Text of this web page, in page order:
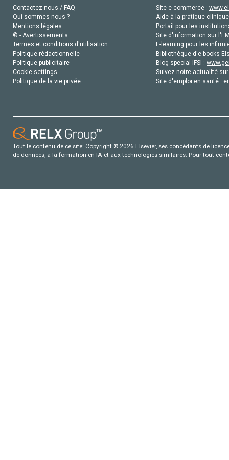
Contactez-nous / FAQ
Qui sommes-nous ?
Mentions légales
© - Avertissements
Termes et conditions d'utilisation
Politique rédactionnelle
Politique publicitaire
Cookie settings
Politique de la vie privée
Site e-commerce :
Aide à la pratique
Portail pour les
Site d'information sur
E-learning pour les
Bibliothèque d'e-books
Blog special IFSI :
Suivez notre actualité
Site d'emploi en santé :
Tout le contenu de ce site: Copyright © 2026 Elsevier, ses concédants de
de données, a la formation en IA et aux technologies similaires. Pour tout